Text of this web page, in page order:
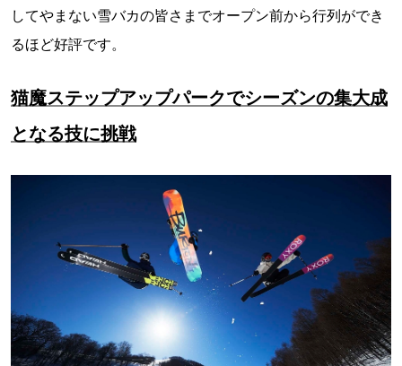
してやまない雪バカの皆さまでオープン前から行列ができ
るほど好評です。
猫魔ステップアップパークでシーズンの集大成
となる技に挑戦